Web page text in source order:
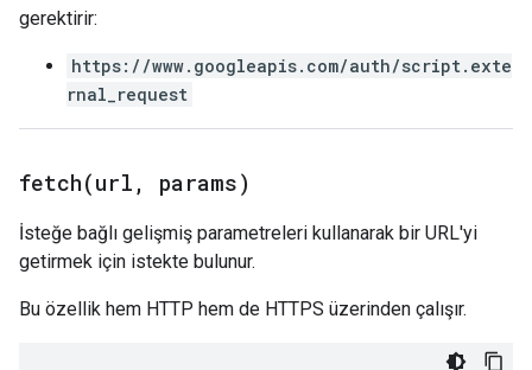
gerektirir:
https://www.googleapis.com/auth/script.exte
rnal_request
fetch(url , params)
İsteğe bağlı gelişmiş parametreleri kullanarak bir URL'yi
getirmek için istekte bulunur.
Bu özellik hem HTTP hem de HTTPS üzerinden çalışır.